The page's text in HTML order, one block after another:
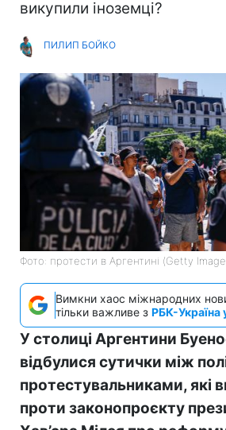
викупили іноземці?
ПИЛИП БОЙКО
Фото: протести в Аргентині (Getty
Вимкни хаос міжнародних
тільки важливе з РБК-Україна
У столиці Аргентини
відбулися сутички між
протестувальниками, які
проти законопроєкту